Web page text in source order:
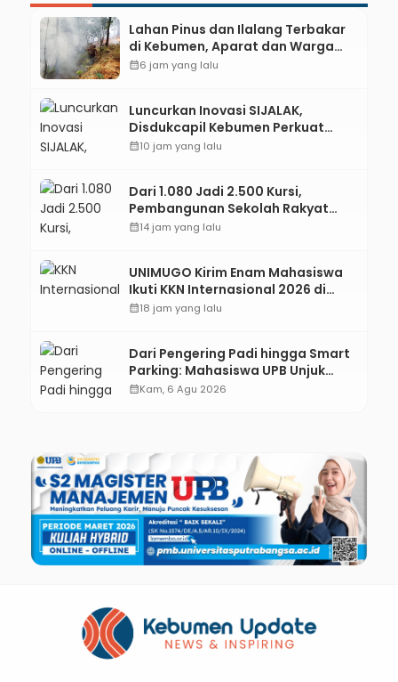
Lahan Pinus dan Ilalang Terbakar
di Kebumen, Aparat dan Warga
Padamkan Api Secara Manual
calendar_month6 jam yang lalu
Luncurkan Inovasi SIJALAK,
Disdukcapil Kebumen Perkuat
Jejaring Literasi Adminduk hingga
calendar_month10 jam yang lalu
Dari 1.080 Jadi 2.500 Kursi,
Pembangunan Sekolah Rakyat
Kebumen Ditargetkan Mulai
calendar_month14 jam yang lalu
UNIMUGO Kirim Enam Mahasiswa
Ikuti KKN Internasional 2026 di
ASEAN dan Hong Kong
calendar_month18 jam yang lalu
Dari Pengering Padi hingga Smart
Parking: Mahasiswa UPB Unjuk
Gigi Lewat Pameran CODEX 2
calendar_monthKam, 6 Agu 2026